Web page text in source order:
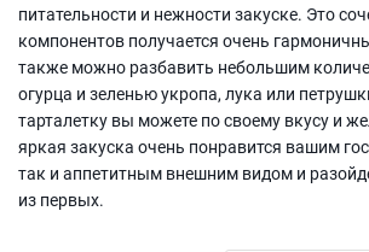
питательности и нежности закуске. Это
компонентов получается очень
также можно разбавить небольшим
огурца и зеленью укропа, лука или
тарталетку вы можете по своему вкусу и
яркая закуска очень понравится вашим
так и аппетитным внешним видом и
из первых.